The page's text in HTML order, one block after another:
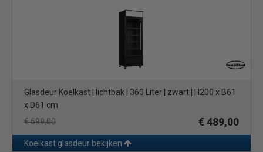
Glasdeur Koelkast | lichtbak | 360 Liter | zwart | H200 x B61
x D61 cm
€ 699,00
€ 489,00
Koelkast glasdeur bekijken